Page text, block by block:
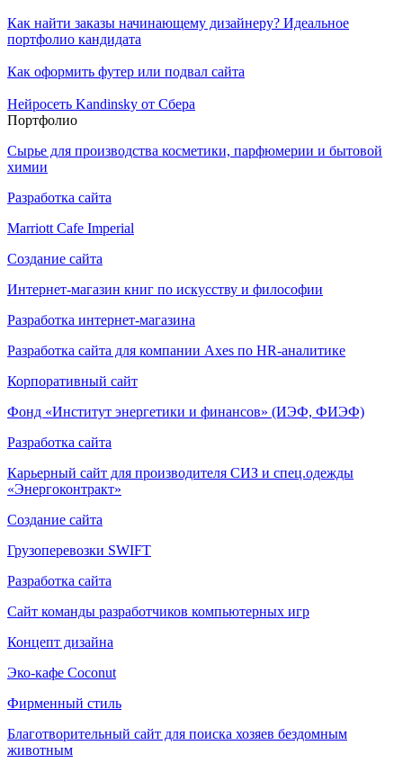
Как найти заказы начинающему дизайнеру? Идеальное
портфолио кандидата
Как оформить футер или подвал сайта
Нейросеть Kandinsky от Сбера
Портфолио
Сырье для производства косметики, парфюмерии и бытовой
химии
Разработка сайта
Marriott Cafe Imperial
Создание сайта
Интернет-магазин книг по искусству и философии
Разработка интернет-магазина
Разработка сайта для компании Axes по HR-аналитике
Корпоративный сайт
Фонд «Институт энергетики и финансов» (ИЭФ, ФИЭФ)
Разработка сайта
Карьерный сайт для производителя СИЗ и спец.одежды
«Энергоконтракт»
Создание сайта
Грузоперевозки SWIFT
Разработка сайта
Сайт команды разработчиков компьютерных игр
Концепт дизайна
Эко-кафе Coconut
Фирменный стиль
Благотворительный сайт для поиска хозяев бездомным
животным